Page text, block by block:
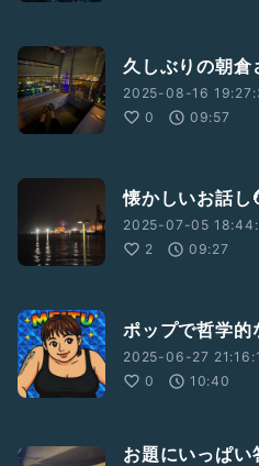
久しぶりの朝倉
2025-08-16
0
09:57
懐かしいお話し
2025-07-05
2
09:27
ポップで哲学的
2025-06-27
0
10:40
お題にいっぱ